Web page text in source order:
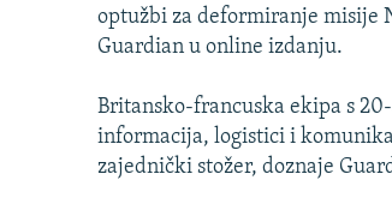
optužbi za deformiranje misije
Guardian u online izdanju.
Britansko-francuska ekipa s
informacija, logistici i
zajednički stožer, doznaje